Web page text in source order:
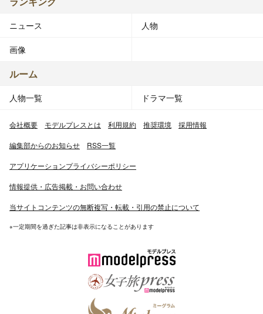
ニュース 人物
画像
ルーム
人物一覧 ドラマ一覧
会社概要 モデルプレスとは 利用規約 推奨環境 採用情報
編集部からのお知らせ RSS一覧
アプリケーションプライバシーポリシー
情報提供・広告掲載・お問い合わせ
当サイトコンテンツの無断複写・転載・引用の禁止について
※一定期間を過ぎた記事は非表示になることがあります